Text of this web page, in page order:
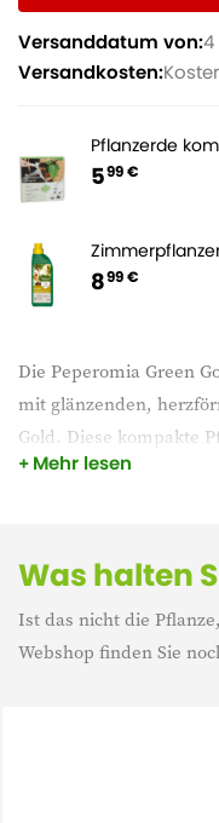
Die Peperomia Green
mit glänzenden,
Gold. Diese kompakte
besonders pflegeleicht,
Mehr lesen
Versanddatum von:4
Versandkosten:
Pflanzerde
599 €
899 €
Was halten
Ist das nicht die
Webshop finden Sie